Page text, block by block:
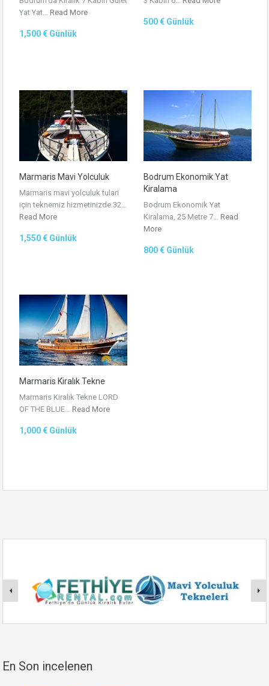
Yat Yat… Read More
1,500 € Günlük
500 € Günlük
Marmaris Mavi Yolculuk
Marmaris mavi yolculuk tulari
için teknemiz hizmetinizde.32…
Read More
1,550 € Günlük
Bodrum Ekonomik Yat
Kiralama
Bodrum Ekonomik Yat
Kiralama, 25 Metre 7… Read
More
800 € Günlük
Marmaris Kiralık Tekne
Marmaris Kiralık Tekne LORD
OF THE BLUE… Read More
1,000 € Günlük
En Son incelenen